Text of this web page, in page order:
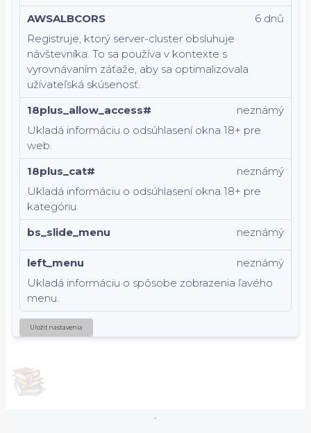
AWSALBCORS
Registruje, ktorý server-cluster obsluhuje
návštevníka. To sa používa v kontexte s
vyrovnávaním záťaže, aby sa optimalizovala
užívateľská skúsenosť.
6 dnů
18plus_allow_access#
Ukladá informáciu o odsúhlasení okna 18+ pre
web.
neznámý
18plus_cat#
Ukladá informáciu o odsúhlasení okna 18+ pre
kategóriu.
neznámý
bs_slide_menu neznámý
left_menu
Ukladá informáciu o spôsobe zobrazenia ľavého
menu.
neznámý
Uložiť nastavenia